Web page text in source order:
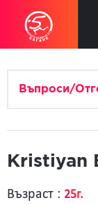
Въпроси/
Kristiyan
Възраст : 25г.